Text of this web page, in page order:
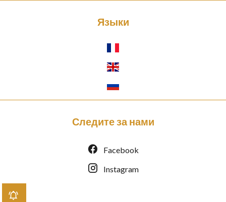
Языки
Следите за нами
Facebook
Instagram